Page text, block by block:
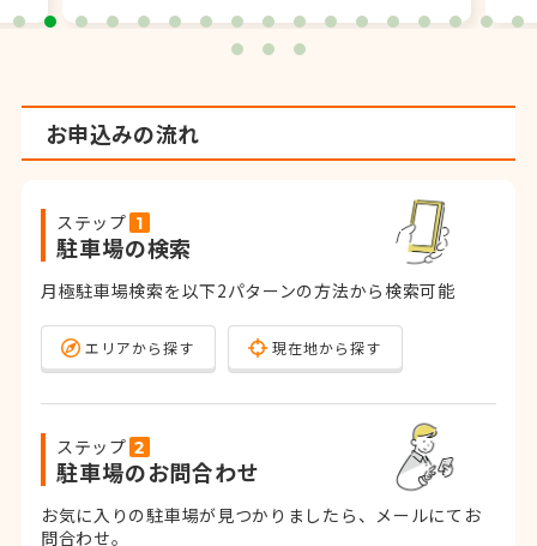
お申込みの流れ
ステップ
駐車場の検索
月極駐車場検索を以下2パターンの方法から検索可能
エリアから探す 現在地から探す
ステップ
駐車場のお問合わせ
お気に入りの駐車場が見つかりましたら、メールにてお
問合わせ。